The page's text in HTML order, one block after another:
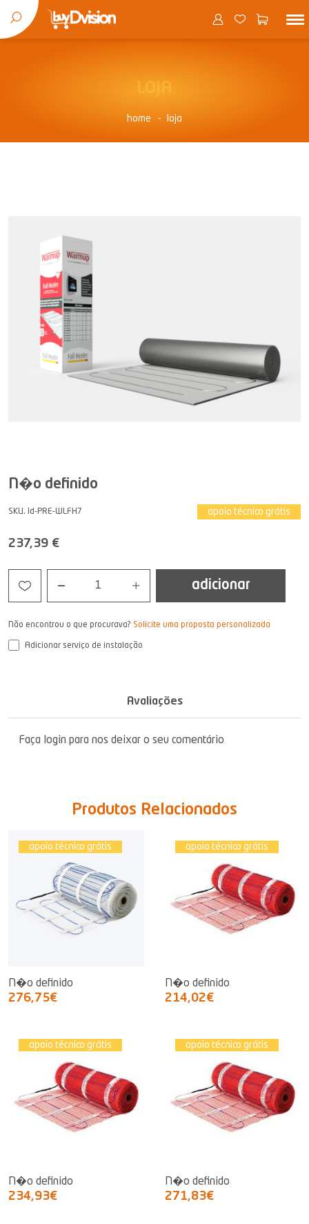
home loja
N�o definido
SKU. Id-PRE-WLFH7 apoio técnico grátis
237,39 €
1 adicionar
Não encontrou o que procurava? Solicite uma proposta personalizada
Adicionar serviço de instalação
Avaliações
Faça login para nos deixar o seu comentário
Produtos Relacionados
apoio técnico grátis
N�o definido
276,75€
apoio técnico grátis
N�o definido
214,02€
apoio técnico grátis
N�o definido
234,93€
apoio técnico grátis
N�o definido
271,83€